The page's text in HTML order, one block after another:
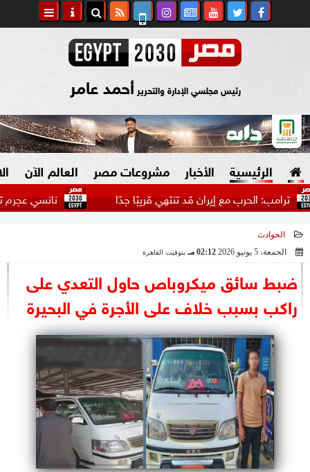
رئيس مجلسي الإدارة والتحرير أحمد عامر
الرئيسية الأخبار
السياسة
الرئاسة
البرلمان
الوزارات
الأحزاب
مشروعات مصر العالم الآن
نانسي عجرم تحيى الحرب مع إيران قد تنتهي قريبًا جدًا
الحوادث
الجمعة، 5 يونيو 2026
02:12 مـ بتوقيت القاهرة
ضبط سائق ميكروباص حاول التعدي على
راكب بسبب خلاف على الأجرة في البحيرة